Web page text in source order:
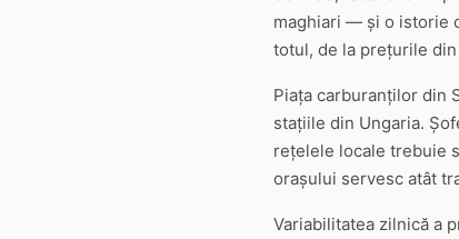
maghiari — și o istorie
totul, de la prețurile
Piața carburanților din
stațiile din Ungaria.
rețelele locale trebuie
orașului servesc atât
Variabilitatea zilnică a